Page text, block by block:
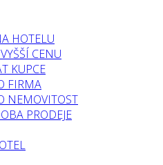
HOTELU
CENU
KUPCE
FIRMA
NEMOVITOST
PRODEJE